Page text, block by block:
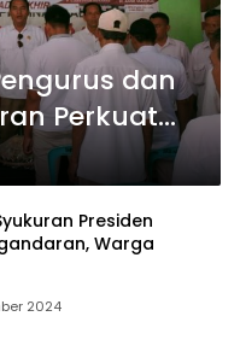
dan
Perkuat
Presiden
Warga
2024